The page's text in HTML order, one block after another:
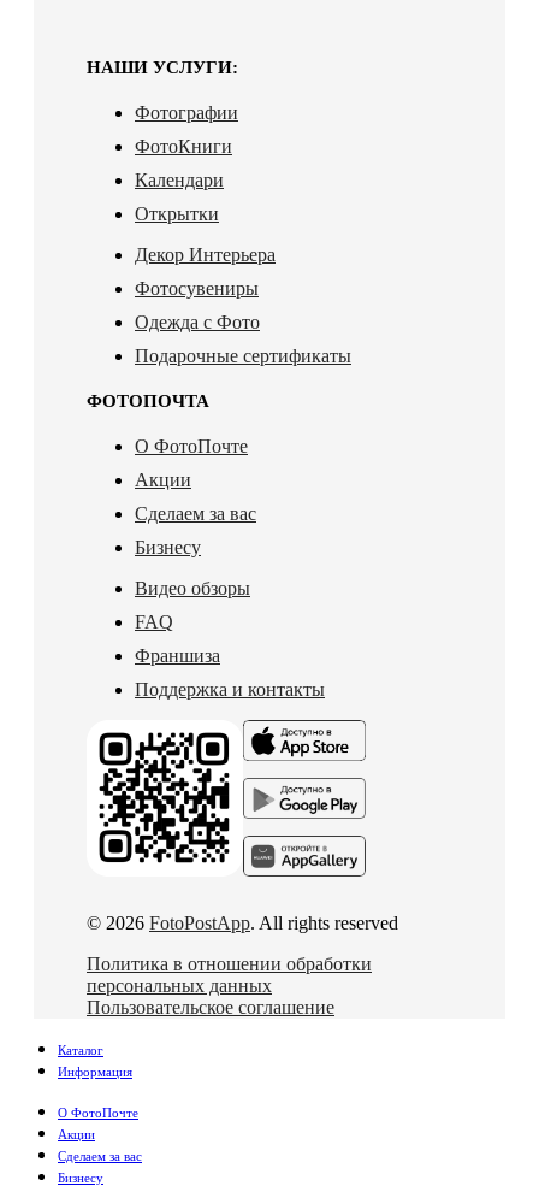
НАШИ УСЛУГИ:
Фотографии
ФотоКниги
Календари
Открытки
Декор Интерьера
Фотосувениры
Одежда с Фото
Подарочные сертификаты
ФОТОПОЧТА
О ФотоПочте
Акции
Сделаем за вас
Бизнесу
Видео обзоры
FAQ
Франшиза
Поддержка и контакты
© 2026 FotoPostApp. All rights reserved
Политика в отношении обработки
персональных данных
Пользовательское соглашение
Каталог
Информация
О ФотоПочте
Акции
Сделаем за вас
Бизнесу